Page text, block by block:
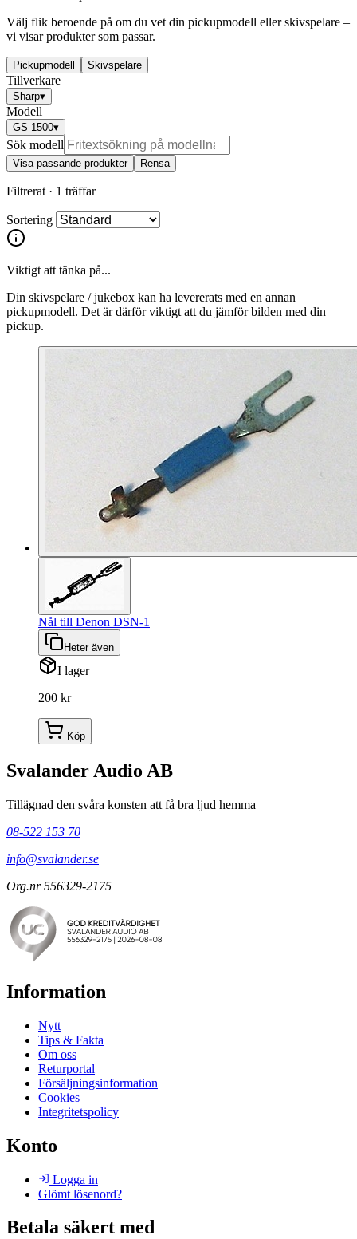
Välj flik beroende på om du vet din pickupmodell eller skivspelare –
vi visar produkter som passar.
Pickupmodell Skivspelare
Tillverkare
Sharp▾
Modell
GS 1500▾
Sök modell
Visa passande produkter Rensa
Filtrerat · 1 träffar
Sortering
Viktigt att tänka på...
Din skivspelare / jukebox kan ha levererats med en annan
pickupmodell. Det är därför viktigt att du jämför bilden med din
pickup.
Nål till Denon DSN-1
Heter även
I lager
200 kr
Köp
Svalander Audio AB
Tillägnad den svåra konsten att få bra ljud hemma
08-522 153 70
info@svalander.se
Org.nr 556329-2175
Information
Nytt
Tips & Fakta
Om oss
Returportal
Försäljningsinformation
Cookies
Integritetspolicy
Konto
Logga in
Glömt lösenord?
Betala säkert med